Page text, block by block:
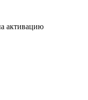
активацию